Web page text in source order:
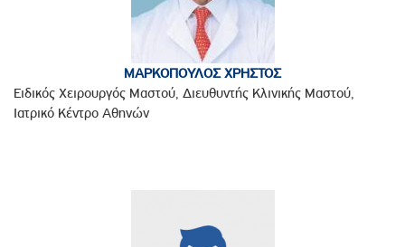
ΜΑΡΚΟΠΟΥΛΟΣ ΧΡΗΣΤΟΣ
Ειδικός Χειρουργός Μαστού, Διευθυντής Κλινικής Μαστού,
Ιατρικό Κέντρο Αθηνών